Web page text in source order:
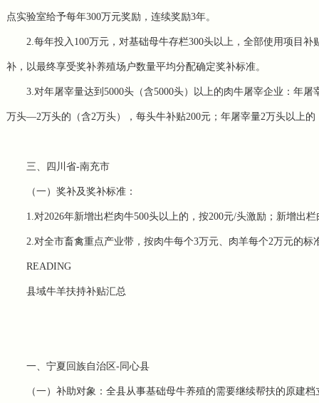
点实验室给予每年300万元奖励，连续奖励3年。
2.每年投入100万元，对基础母牛存栏300头以上，全部使用项目
补，以最终享受奖补养殖场户数量平均分配确定奖补标准。
3.对年屠宰量达到5000头（含5000头）以上的肉牛屠宰企业：年
万头—2万头的（含2万头），每头牛补贴200元；年屠宰量2万头以上
三、四川省-南充市
（一）奖补及奖补标准：
1.对2026年新增出栏肉牛500头以上的，按200元/头激励；新增出
2.对全市畜禽重点产业带，按肉牛每个3万元、肉羊每个2万元的标
READING
县域牛羊扶持补贴汇总
一、宁夏回族自治区-同心县
（一）补助对象：全县从事基础母牛养殖的需要继续帮扶的原建档